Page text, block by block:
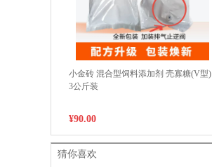
小金砖 混合型饲料添加剂 壳寡糖(V型)
3公斤装
¥90.00
猜你喜欢